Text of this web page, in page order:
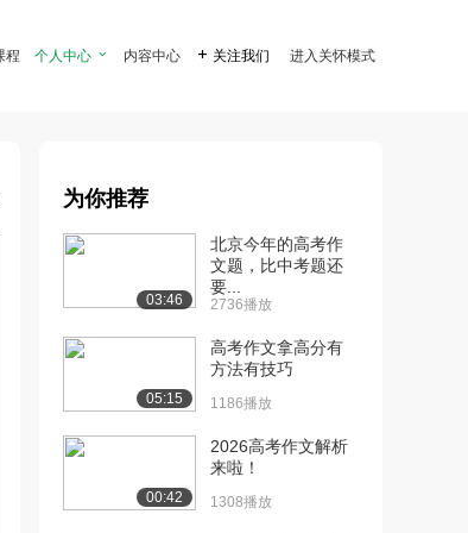
程 个人中心  内容中心  关注我们 进入关怀模式
为你推荐
03:46
北京今年的高考作
文题，比中考题还
要...
2736播放
05:15
高考作文拿高分有
方法有技巧
1186播放
00:42
2026高考作文解析
来啦！
1308播放